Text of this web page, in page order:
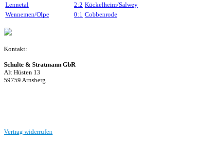
Lennetal
2:2 Kückelheim/Salwey
Wennemen/Olpe
0:1 Cobbenrode
Kontakt:
Schulte & Stratmann GbR
Alt Hüsten 13
59759 Arnsberg
Vertrag widerrufen